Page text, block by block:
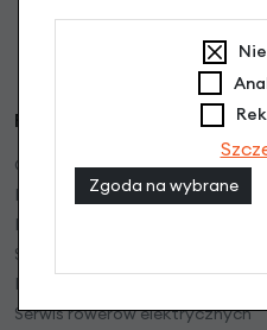
RoweryStylowe.pl
O firmie
Regulamin sklepu
Polityka prywatności
Serwis rowerowy
Mapa dojazdu
Serwis rowerów elektrycznych
Zgoda na wybrane